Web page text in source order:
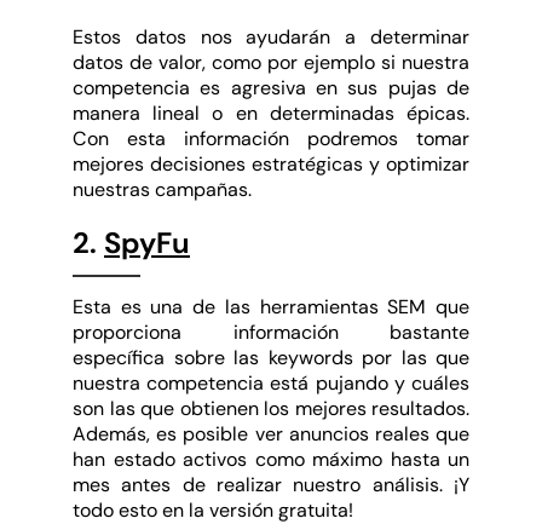
Estos datos nos ayudarán a determinar
datos de valor, como por ejemplo si nuestra
competencia es agresiva en sus pujas de
manera lineal o en determinadas épicas.
Con esta información podremos tomar
mejores decisiones estratégicas y optimizar
nuestras campañas.
2. SpyFu
Esta es una de las herramientas SEM que
proporciona información bastante
específica sobre las keywords por las que
nuestra competencia está pujando y cuáles
son las que obtienen los mejores resultados.
Además, es posible ver anuncios reales que
han estado activos como máximo hasta un
mes antes de realizar nuestro análisis. ¡Y
todo esto en la versión gratuita!